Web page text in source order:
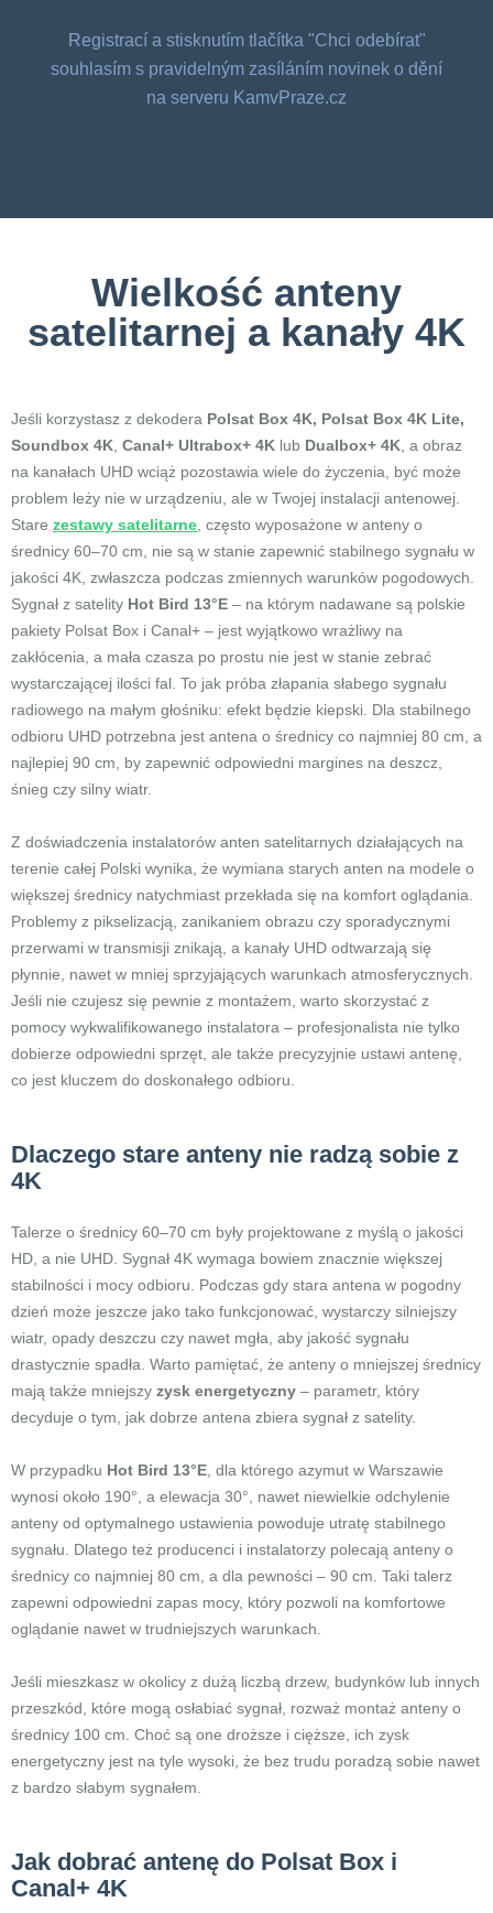
Registrací a stisknutím tlačítka "Chci odebírat"
souhlasím s pravidelným zasíláním novinek o dění
na serveru KamvPraze.cz
Wielkość anteny
satelitarnej a kanały 4K
Jeśli korzystasz z dekodera Polsat Box 4K, Polsat Box 4K Lite,
Soundbox 4K Canal+ Ultrabox+ 4K lub Dualbox+ 4K , a obraz
na kanałach UHD wciąż pozostawia wiele do życzenia, być może
problem leży nie w urządzeniu, ale w Twojej instalacji antenowej.
Stare zestawy satelitarne , często wyposażone w anteny o
średnicy 60–70 cm, nie są w stanie zapewnić stabilnego sygnału w
jakości 4K, zwłaszcza podczas zmiennych warunków pogodowych.
Sygnał z satelity Hot Bird 13°E – na którym nadawane są polskie
pakiety Polsat Box i Canal+ – jest wyjątkowo wrażliwy na
zakłócenia, a mała czasza po prostu nie jest w stanie zebrać
wystarczającej ilości fal. To jak próba złapania słabego sygnału
radiowego na małym głośniku: efekt będzie kiepski. Dla stabilnego
odbioru UHD potrzebna jest antena o średnicy co najmniej 80 cm, a
najlepiej 90 cm, by zapewnić odpowiedni margines na deszcz,
śnieg czy silny wiatr.
Z doświadczenia instalatorów anten satelitarnych działających na
terenie całej Polski wynika, że wymiana starych anten na modele o
większej średnicy natychmiast przekłada się na komfort oglądania.
Problemy z pikselizacją, zanikaniem obrazu czy sporadycznymi
przerwami w transmisji znikają, a kanały UHD odtwarzają się
płynnie, nawet w mniej sprzyjających warunkach atmosferycznych.
Jeśli nie czujesz się pewnie z montażem, warto skorzystać z
pomocy wykwalifikowanego instalatora – profesjonalista nie tylko
dobierze odpowiedni sprzęt, ale także precyzyjnie ustawi antenę,
co jest kluczem do doskonałego odbioru.
Dlaczego stare anteny nie radzą sobie z
4K
Talerze o średnicy 60–70 cm były projektowane z myślą o jakości
HD, a nie UHD. Sygnał 4K wymaga bowiem znacznie większej
stabilności i mocy odbioru. Podczas gdy stara antena w pogodny
dzień może jeszcze jako tako funkcjonować, wystarczy silniejszy
wiatr, opady deszczu czy nawet mgła, aby jakość sygnału
drastycznie spadła. Warto pamiętać, że anteny o mniejszej średnicy
mają także mniejszy zysk energetyczny – parametr, który
decyduje o tym, jak dobrze antena zbiera sygnał z satelity.
W przypadku Hot Bird 13°E , dla którego azymut w Warszawie
wynosi około 190°, a elewacja 30°, nawet niewielkie odchylenie
anteny od optymalnego ustawienia powoduje utratę stabilnego
sygnału. Dlatego też producenci i instalatorzy polecają anteny o
średnicy co najmniej 80 cm, a dla pewności – 90 cm. Taki talerz
zapewni odpowiedni zapas mocy, który pozwoli na komfortowe
oglądanie nawet w trudniejszych warunkach.
Jeśli mieszkasz w okolicy z dużą liczbą drzew, budynków lub innych
przeszkód, które mogą osłabiać sygnał, rozważ montaż anteny o
średnicy 100 cm. Choć są one droższe i cięższe, ich zysk
energetyczny jest na tyle wysoki, że bez trudu poradzą sobie nawet
z bardzo słabym sygnałem.
Jak dobrać antenę do Polsat Box i
Canal+ 4K